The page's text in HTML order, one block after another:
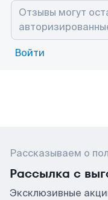
Войти
Рассказываем о
Рассылка с
Эксклюзивные